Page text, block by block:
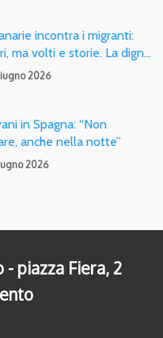
incontra i migranti:
ma volti e storie. La dign…
2026
in Spagna: “Non
anche nella notte”
2026
piazza Fiera, 2